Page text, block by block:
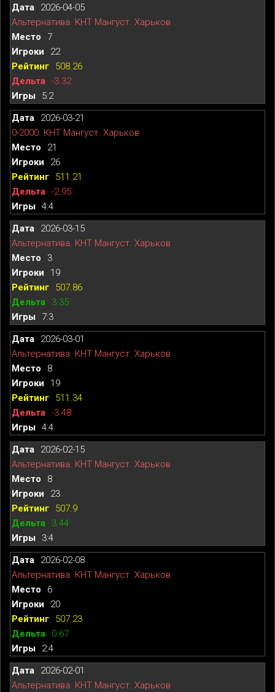
2026-04-05
Альтернатива. КНТ Мангуст. Харьков
7
22
508.26
-3.32
5:2
2026-03-21
0-2000. КНТ Мангуст. Харьков
21
26
511.21
-2.95
4:4
2026-03-15
Альтернатива. КНТ Мангуст. Харьков
3
19
507.86
3.35
7:3
2026-03-01
Альтернатива. КНТ Мангуст. Харьков
8
19
511.34
-3.48
4:4
2026-02-15
Альтернатива. КНТ Мангуст. Харьков
8
23
507.9
3.44
3:4
2026-02-08
Альтернатива. КНТ Мангуст. Харьков
6
20
507.23
0.67
2:4
2026-02-01
Альтернатива. КНТ Мангуст. Харьков